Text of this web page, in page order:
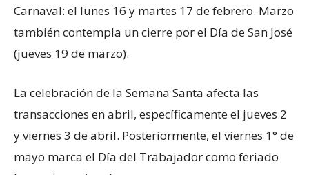
Carnaval: el lunes 16 y martes 17 de febrero. Marzo
también contempla un cierre por el Día de San José
(jueves 19 de marzo).
La celebración de la Semana Santa afecta las
transacciones en abril, específicamente el jueves 2
y viernes 3 de abril. Posteriormente, el viernes 1° de
mayo marca el Día del Trabajador como feriado